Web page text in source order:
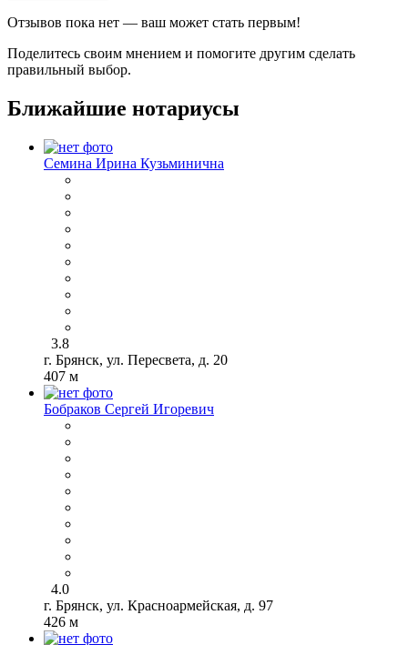
Отзывов пока нет — ваш может стать первым!
Поделитесь своим мнением и помогите другим сделать
правильный выбор.
Ближайшие нотариусы
Семина Ирина Кузьминична
3.8
г. Брянск, ул. Пересвета, д. 20
407 м
Бобраков Сергей Игоревич
4.0
г. Брянск, ул. Красноармейская, д. 97
426 м